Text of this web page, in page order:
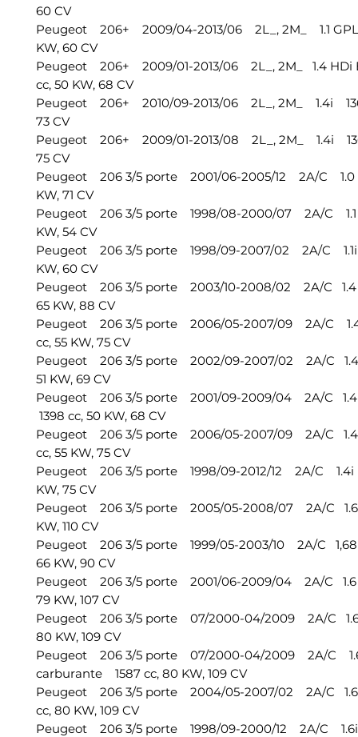
60 CV
Peugeot 206+ 2009/04-2013/06 2L_, 2M_ 1.1
KW, 60 CV
Peugeot 206+ 2009/01-2013/06 2L_, 2M_ 1.4 HDi
cc, 50 KW, 68 CV
Peugeot 206+ 2010/09-2013/06 2L_, 2M_ 1.4i
73 CV
Peugeot 206+ 2009/01-2013/08 2L_, 2M_ 1.4i
75 CV
Peugeot 206 3/5 porte 2001/06-2005/12 2A/C 1.0
KW, 71 CV
Peugeot 206 3/5 porte 1998/08-2000/07 2A/C 1.1
KW, 54 CV
Peugeot 206 3/5 porte 1998/09-2007/02 2A/C 1.1i
KW, 60 CV
Peugeot 206 3/5 porte 2003/10-2008/02 2A/C 1.4
65 KW, 88 CV
Peugeot 206 3/5 porte 2006/05-2007/09 2A/C
cc, 55 KW, 75 CV
Peugeot 206 3/5 porte 2002/09-2007/02 2A/C 1.4
51 KW, 69 CV
Peugeot 206 3/5 porte 2001/09-2009/04 2A/C 1.4
1398 cc, 50 KW, 68 CV
Peugeot 206 3/5 porte 2006/05-2007/09 2A/C 1.4
cc, 55 KW, 75 CV
Peugeot 206 3/5 porte 1998/09-2012/12 2A/C 1.4i
KW, 75 CV
Peugeot 206 3/5 porte 2005/05-2008/07 2A/C 1.6
KW, 110 CV
Peugeot 206 3/5 porte 1999/05-2003/10 2A/C 1,68
66 KW, 90 CV
Peugeot 206 3/5 porte 2001/06-2009/04 2A/C 1.6
79 KW, 107 CV
Peugeot 206 3/5 porte 07/2000-04/2009 2A/C 1.6
80 KW, 109 CV
Peugeot 206 3/5 porte 07/2000-04/2009 2A/C
carburante 1587 cc, 80 KW, 109 CV
Peugeot 206 3/5 porte 2004/05-2007/02 2A/C
cc, 80 KW, 109 CV
Peugeot 206 3/5 porte 1998/09-2000/12 2A/C 1.6i